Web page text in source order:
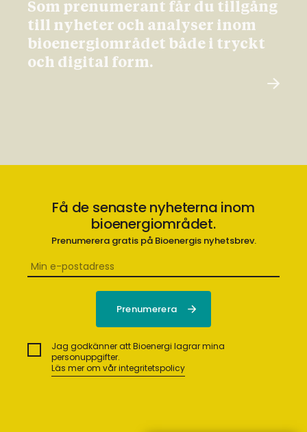
Som prenumerant får du tillgång
till nyheter och analyser inom
bioenergiområdet både i tryckt
och digital form.
Få de senaste nyheterna inom
bioenergiområdet.
Prenumerera gratis på Bioenergis nyhetsbrev.
Jag godkänner att Bioenergi lagrar mina
personuppgifter.
Läs mer om vår integritetspolicy